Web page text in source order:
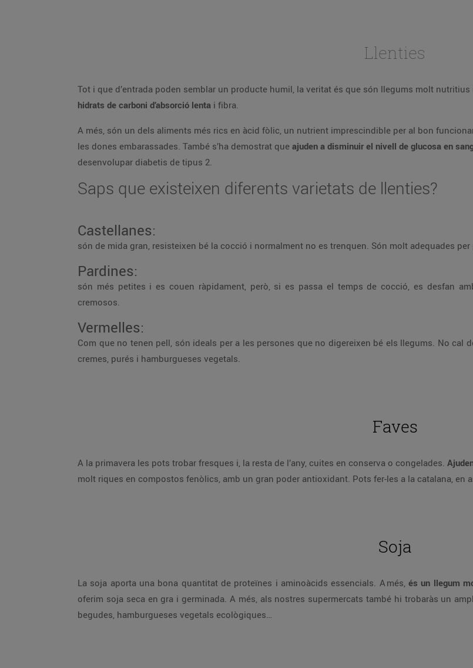
Llenties
Tot i que d’entrada poden semblar un producte humil, la veritat és que són llegums molt nutritius
hidrats de carboni d’absorció lenta i fibra.
A més, són un dels aliments més rics en àcid fòlic, un nutrient imprescindible per al bon
les dones embarassades. També s’ha demostrat que ajuden a disminuir el nivell de glucosa en
desenvolupar diabetis de tipus 2.
Saps que existeixen diferents varietats de llenties?
Castellanes:
són de mida gran, resisteixen bé la cocció i normalment no es trenquen. Són molt adequades
Pardines:
són més petites i es couen ràpidament, però, si es passa el temps de cocció, es desfan
cremosos.
Vermelles:
Com que no tenen pell, són ideals per a les persones que no digereixen bé els llegums. No cal
cremes, purés i hamburgueses vegetals.
Faves
A la primavera les pots trobar fresques i, la resta de l’any, cuites en conserva o congelades.
molt riques en compostos fenòlics, amb un gran poder antioxidant. Pots fer-les a la catalana, en
Soja
La soja aporta una bona quantitat de proteïnes i aminoàcids essencials. A més, és un llegum
oferim soja seca en gra i germinada. A més, als nostres supermercats també hi trobaràs un
begudes, hamburgueses vegetals ecològiques…